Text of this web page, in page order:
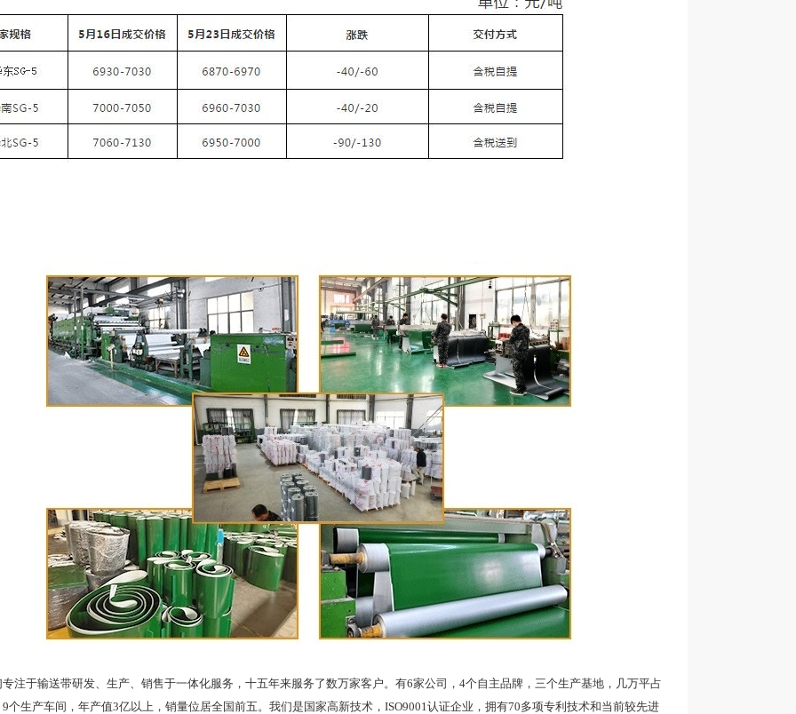
于输送带研发、生产、销售于一体化服务，十五年来服务了数万家客户。有6家公司，4个自主品牌，三个生产基地，几万平占
个生产车间，年产值3亿以上，销量位居全国前五。我们是国家高新技术，ISO9001认证企业，拥有70多项专利技术和当前较先进